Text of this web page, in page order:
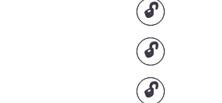
🔓
🔓
🔓